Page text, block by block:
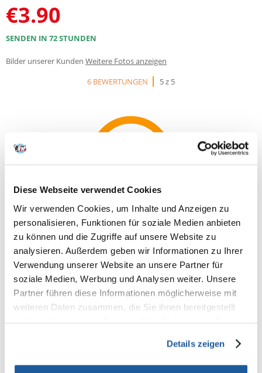
Diese Webseite verwendet Cookies
Wir verwenden Cookies, um Inhalte und Anzeigen zu
personalisieren, Funktionen für soziale Medien anbieten
zu können und die Zugriffe auf unsere Website zu
analysieren. Außerdem geben wir Informationen zu Ihrer
Verwendung unserer Website an unsere Partner für
soziale Medien, Werbung und Analysen weiter. Unsere
Partner führen diese Informationen möglicherweise mit
weiteren Daten zusammen, die Sie ihnen bereitgestellt
Details zeigen
€3.90
SENDEN IN 72 STUNDEN
Bilder unserer Kunden Weitere Fotos anzeigen
6 BEWERTUNGEN
5 z 5
Recommend
100% KUNDEN EMPFEHLEN DIESES PRODUKT
REZENSION VERFASSEN
Produktbeschreibung
Mintfresh Ball, Naturgummi
Naturgummi